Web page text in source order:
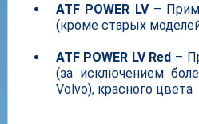
ATF POWER LV–
(кроме старых
ATF POWER LV Red –
(за исключением
Volvo), красного цвета